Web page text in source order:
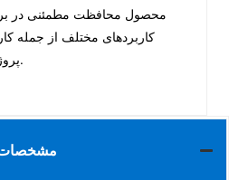
محصول محافظت مطمئنی در
کاربردهای مختلف از جمله
پروژههای زیرساختی فراهم میکند.